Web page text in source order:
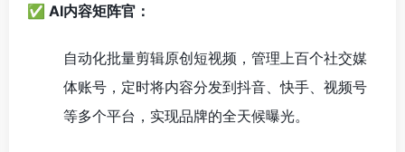
✅ AI内容矩阵官：
自动化批量剪辑原创短视频，管理上百个社交媒
体账号，定时将内容分发到抖音、快手、视频号
等多个平台，实现品牌的全天候曝光。